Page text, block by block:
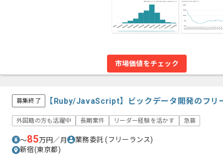
市場価値をチェック
募集終了 【Ruby/JavaScript】ビックデータ開発のフリ
外国籍の方も活躍中 長期案件 リーダー経験を活かす 急募
〜85万円／月 業務委託(フリーランス)
新宿(東京都)